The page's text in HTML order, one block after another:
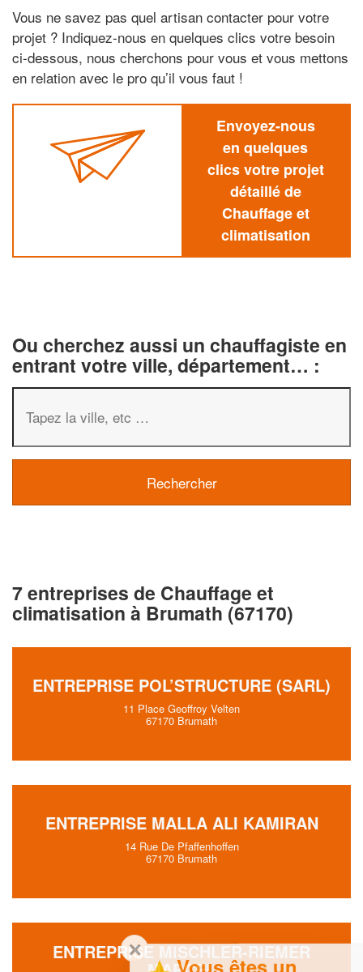
Vous ne savez pas quel artisan contacter pour votre
projet ? Indiquez-nous en quelques clics votre besoin
ci-dessous, nous cherchons pour vous et vous mettons
en relation avec le pro qu’il vous faut !
Envoyez-nous
en quelques
clics votre projet
détaillé de
Chauffage et
climatisation
Ou cherchez aussi un chauffagiste en
entrant votre ville, département… :
7 entreprises de Chauffage et
climatisation à Brumath (67170)
ENTREPRISE POL’STRUCTURE (SARL)
11 Place Geoffroy Velten
67170 Brumath
ENTREPRISE MALLA ALI KAMIRAN
14 Rue De Pfaffenhoffen
67170 Brumath
ENTREPRISE MISCHLER-RIEMER
✕
Vous êtes un